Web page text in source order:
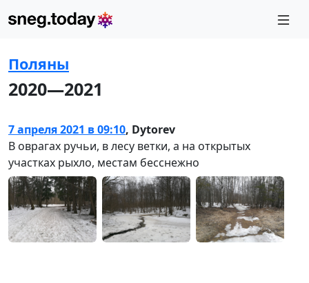
Поляны
2020—2021
7 апреля 2021 в 09:10, Dytorev
В оврагах ручьи, в лесу ветки, а на открытых
участках рыхло, местам бесснежно